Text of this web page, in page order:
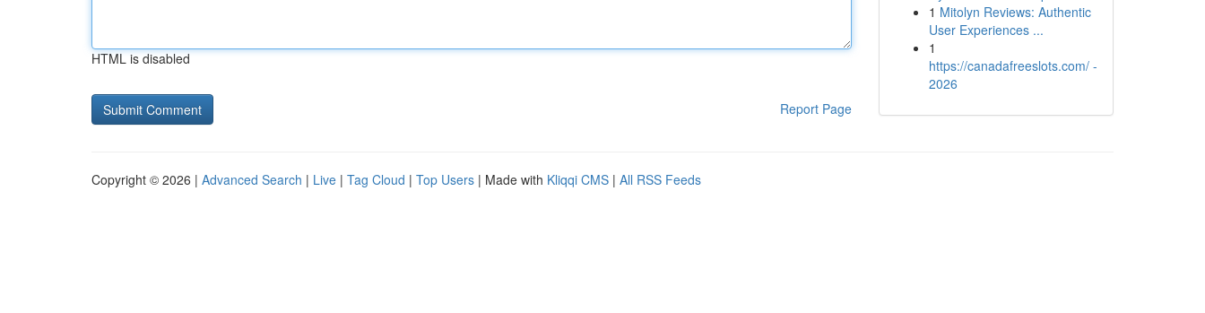
HTML is disabled
Report Page
1 Mitolyn Reviews: Authentic
User Experiences ...
1
https://canadafreeslots.com/ -
2026
Copyright © 2026 | Advanced Search | Live | Tag Cloud | Top Users | Made with Kliqqi CMS | All RSS Feeds